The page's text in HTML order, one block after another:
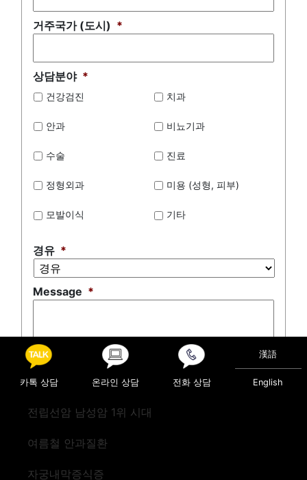
거주국가 (도시) *
상담분야 *
건강검진 치과
안과 비뇨기과
수술 진료
정형외과 미용 (성형, 피부)
모발이식 기타
경유 *
Message *
0 of 500 max characters
카톡 상담 온라인 상담 전화 상담
漢語
English
전립선암 남성암 1위 시대
여름철 안과질환
자궁내막증식증